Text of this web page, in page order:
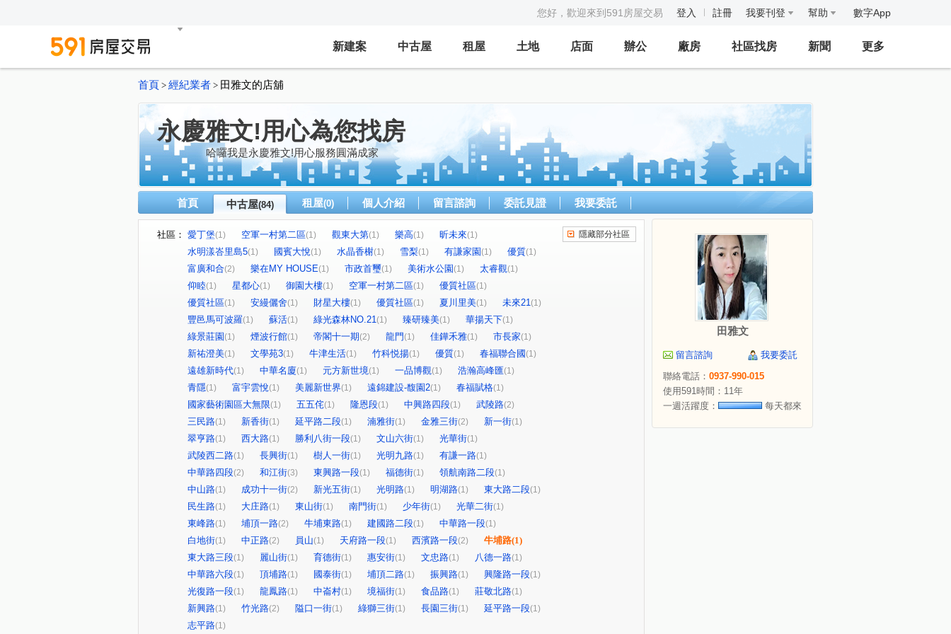
您好，歡迎來到591房屋交易 登入 註冊 我要刊登 幫助 數字App
新建案 中古屋 租屋 土地 店面 辦公 廠房 社區找房 新聞 更多
首頁 > 經紀業者 > 田雅文的店舖
永慶雅文!用心為您找房
哈囉我是永慶雅文!用心服務圓滿成家
首頁 中古屋(84) 租屋(0) 個人介紹 留言諮詢 委託見證 我要委託
社區： 愛丁堡(1) 空軍一村第二區(1) 觀東大第(1) 樂高(1) 昕未來(1)
水明漾峇里島5(1) 國賓大悅(1) 水晶香榭(1) 雪梨(1) 有謙家園(1) 優質(1)
富廣和合(2) 樂在MY HOUSE(1) 市政首璽(1) 美術水公園(1) 太睿觀(1)
仰睦(1) 星都心(1) 御園大樓(1) 空軍一村第二區(1) 優質社區(1)
優質社區(1) 安縵儷舍(1) 財星大樓(1) 優質社區(1) 夏川里美(1) 未來21(1)
豐邑馬可波羅(1) 蘇活(1) 綠光森林NO.21(1) 臻研臻美(1) 華揚天下(1)
綠景莊園 (1) 煙波行館(1) 帝閣十一期(2) 龍門 (1) 佳鏵禾雅(1) 市長家(1)
新祐澄美(1) 文學苑3(1) 牛津生活(1) 竹科悦揚(1) 優質(1) 春福聯合國 (1)
遠雄新時代(1) 中華名廈(1) 元方新世境(1) 一品博觀(1) 浩瀚高峰匯(1)
青隱(1) 富宇雲悅(1) 美麗新世界(1) 遠錦建設-馥園2(1) 春福賦格(1)
國家藝術園區大無限(1) 五五侘(1) 隆恩段(1) 中興路四段(1) 武陵路(2)
三民路(1) 新香街(1) 延平路二段(1) 湳雅街(1) 金雅三街(2) 新一街(1)
翠亨路(1) 西大路(1) 勝利八街一段(1) 文山六街(1) 光華街(1)
武陵西二路(1) 長興街(1) 樹人一街(1) 光明九路(1) 有謙一路(1)
中華路四段(2) 和江街(3) 東興路一段(1) 福德街(1) 領航南路二段(1)
中山路(1) 成功十一街(2) 新光五街(1) 光明路(1) 明湖路(1) 東大路二段(1)
民生路(1) 大庄路(1) 東山街(1) 南門街(1) 少年街(1) 光華二街(1)
東峰路(1) 埔頂一路(2) 牛埔東路(1) 建國路二段(1) 中華路一段(1)
白地街(1) 中正路(2) 員山(1) 天府路一段(1) 西濱路一段(2) 牛埔路(1)
東大路三段(1) 麗山街(1) 育德街(1) 惠安街(1) 文忠路(1) 八德一路(1)
中華路六段(1) 頂埔路(1) 國泰街(1) 埔頂二路(1) 振興路(1) 興隆路一段(1)
光復路一段(1) 龍鳳路(1) 中崙村(1) 境福街(1) 食品路(1) 莊敬北路(1)
新興路(1) 竹光路(2) 隘口一街(1) 綠獅三街(1) 長園三街(1) 延平路一段(1)
志平路(1)
隱藏部分社區
田雅文
留言諮詢
我要委託
聯絡電話： 0937-990-015
使用591時間：11年
一週活躍度：
每天都來